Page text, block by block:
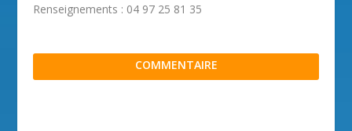
Renseignements : 04 97 25 81 35
COMMENTAIRE